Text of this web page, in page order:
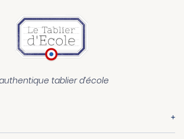
tablier d’école